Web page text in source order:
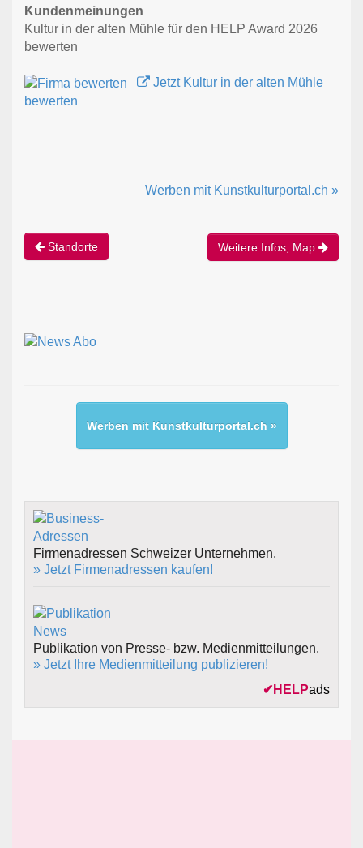
Kundenmeinungen
Kultur in der alten Mühle für den HELP Award 2026
bewerten
Jetzt Kultur in der alten Mühle
bewerten
Werben mit Kunstkulturportal.ch »
Standorte Weitere Infos, Map
Werben mit Kunstkulturportal.ch »
Firmenadressen Schweizer Unternehmen.
» Jetzt Firmenadressen kaufen!
Publikation von Presse- bzw. Medienmitteilungen.
» Jetzt Ihre Medienmitteilung publizieren!
✔ HELPads